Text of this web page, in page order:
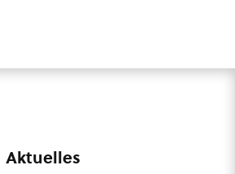
Aktuelles